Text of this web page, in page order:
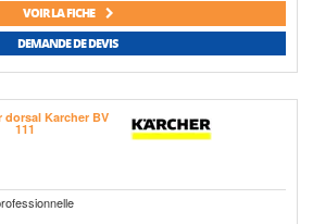
VOIR LA FICHE
DEMANDE DE DEVIS